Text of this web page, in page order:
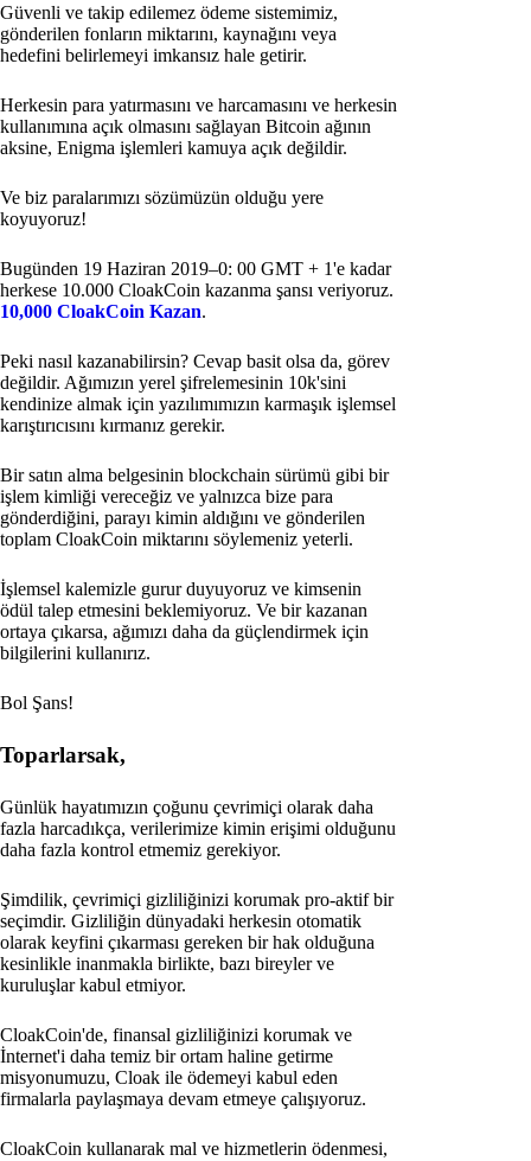
Güvenli ve takip edilemez ödeme sistemimiz,
gönderilen fonların miktarını, kaynağını veya
hedefini belirlemeyi imkansız hale getirir.
Herkesin para yatırmasını ve harcamasını ve herkesin
kullanımına açık olmasını sağlayan Bitcoin ağının
aksine, Enigma işlemleri kamuya açık değildir.
Ve biz paralarımızı sözümüzün olduğu yere
koyuyoruz!
Bugünden 19 Haziran 2019–0: 00 GMT + 1'e kadar
herkese 10.000 CloakCoin kazanma şansı veriyoruz.
10,000 CloakCoin Kazan.
Peki nasıl kazanabilirsin? Cevap basit olsa da, görev
değildir. Ağımızın yerel şifrelemesinin 10k'sini
kendinize almak için yazılımımızın karmaşık işlemsel
karıştırıcısını kırmanız gerekir.
Bir satın alma belgesinin blockchain sürümü gibi bir
işlem kimliği vereceğiz ve yalnızca bize para
gönderdiğini, parayı kimin aldığını ve gönderilen
toplam CloakCoin miktarını söylemeniz yeterli.
İşlemsel kalemizle gurur duyuyoruz ve kimsenin
ödül talep etmesini beklemiyoruz. Ve bir kazanan
ortaya çıkarsa, ağımızı daha da güçlendirmek için
bilgilerini kullanırız.
Bol Şans!
Toparlarsak,
Günlük hayatımızın çoğunu çevrimiçi olarak daha
fazla harcadıkça, verilerimize kimin erişimi olduğunu
daha fazla kontrol etmemiz gerekiyor.
Şimdilik, çevrimiçi gizliliğinizi korumak pro-aktif bir
seçimdir. Gizliliğin dünyadaki herkesin otomatik
olarak keyfini çıkarması gereken bir hak olduğuna
kesinlikle inanmakla birlikte, bazı bireyler ve
kuruluşlar kabul etmiyor.
CloakCoin'de, finansal gizliliğinizi korumak ve
İnternet'i daha temiz bir ortam haline getirme
misyonumuzu, Cloak ile ödemeyi kabul eden
firmalarla paylaşmaya devam etmeye çalışıyoruz.
CloakCoin kullanarak mal ve hizmetlerin ödenmesi,